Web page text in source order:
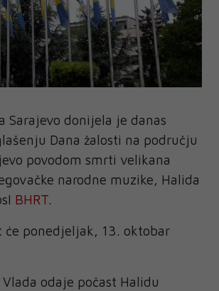
Sarajevo donijela je danas
Dana žalosti na području
povodom smrti velikana
narodne muzike, Halida
BHRT.
će ponedjeljak, 13. oktobar
odaje počast Halidu